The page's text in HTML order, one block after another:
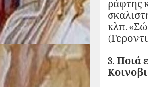
ράφτης
κλπ.
3. Ποιά